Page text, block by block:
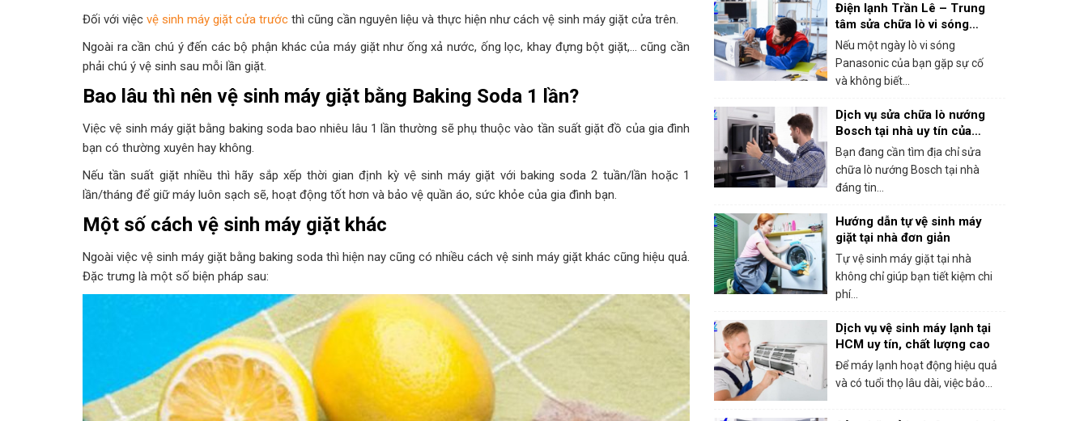
Đối với việc vệ sinh máy giặt cửa trước thì cũng cần nguyên liệu và thực hiện như cách vệ sinh máy giặt cửa trên.
Ngoài ra cần chú ý đến các bộ phận khác của máy giặt như ống xả nước, ống lọc, khay đựng bột giặt,… cũng cần
phải chú ý vệ sinh sau mỗi lần giặt.
Bao lâu thì nên vệ sinh máy giặt bằng Baking Soda 1 lần?
Việc vệ sinh máy giặt bằng baking soda bao nhiêu lâu 1 lần thường sẽ phụ thuộc vào tần suất giặt đồ của gia đình
bạn có thường xuyên hay không.
Nếu tần suất giặt nhiều thì hãy sắp xếp thời gian định kỳ vệ sinh máy giặt với baking soda 2 tuần/lần hoặc 1
lần/tháng để giữ máy luôn sạch sẽ, hoạt động tốt hơn và bảo vệ quần áo, sức khỏe của gia đình bạn.
Một số cách vệ sinh máy giặt khác
Ngoài việc vệ sinh máy giặt bằng baking soda thì hiện nay cũng có nhiều cách vệ sinh máy giặt khác cũng hiệu quả.
Đặc trưng là một số biện pháp sau:
Điện lạnh Trần Lê – Trung
tâm sửa chữa lò vi sóng
panasonic tại HCM
Nếu một ngày lò vi sóng
Panasonic của bạn gặp sự cố
và không biết...
Dịch vụ sửa chữa lò nướng
Bosch tại nhà uy tín của
trung tâm bảo hành Bosch
tại HCM
Bạn đang cần tìm địa chỉ sửa
chữa lò nướng Bosch tại nhà
đáng tin...
Hướng dẫn tự vệ sinh máy
giặt tại nhà đơn giản
Tự vệ sinh máy giặt tại nhà
không chỉ giúp bạn tiết kiệm chi
phí...
Dịch vụ vệ sinh máy lạnh tại
HCM uy tín, chất lượng cao
Để máy lạnh hoạt động hiệu quả
và có tuổi thọ lâu dài, việc bảo...